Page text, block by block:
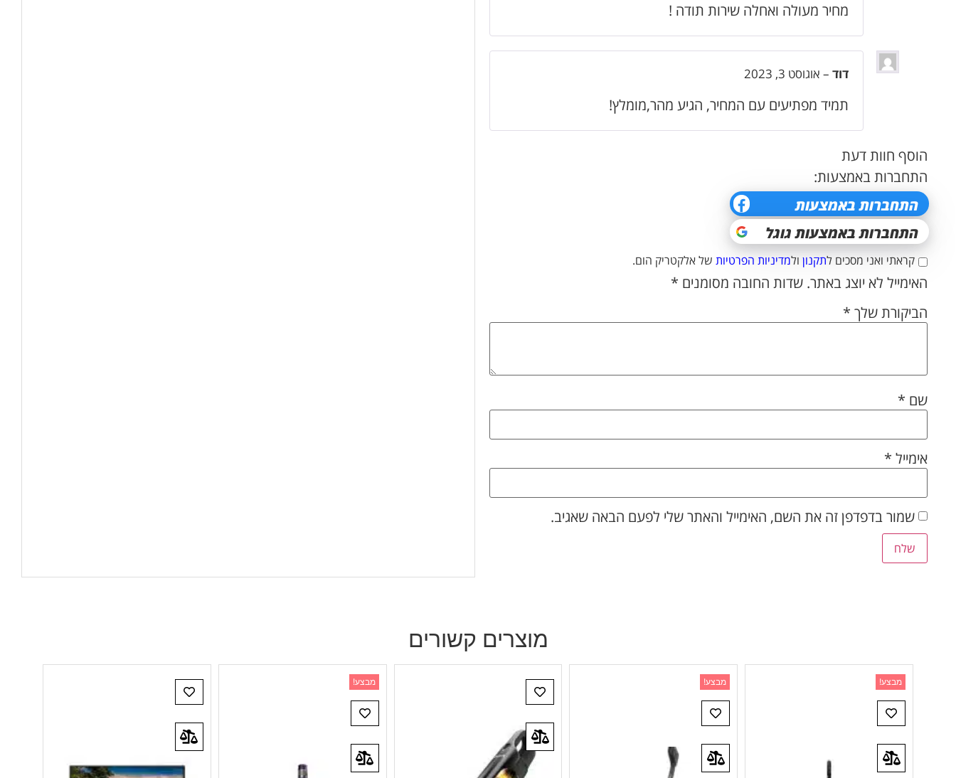
מחיר מעולה ואחלה שירות תודה !
דוד – אוגוסט 3, 2023
תמיד מפתיעים עם המחיר, הגיע מהר,מומלץ!
הוסף חוות דעת
התחברות באמצעות:
קראתי ואני מסכים לתקנון ולמדיניות הפרטיות של אלקטריק הום.
האימייל לא יוצג באתר. שדות החובה מסומנים *
הביקורת שלך *
שם *
אימייל *
שמור בדפדפן זה את השם, האימייל והאתר שלי לפעם הבאה שאגיב.
מוצרים קשורים
מבצע! מבצע! מבצע!